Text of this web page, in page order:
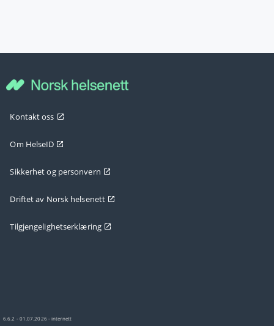
Kontakt oss
Om HelseID
Sikkerhet og personvern
Driftet av Norsk helsenett
Tilgjengelighetserklæring
6.6.2 - 01.07.2026 - internett